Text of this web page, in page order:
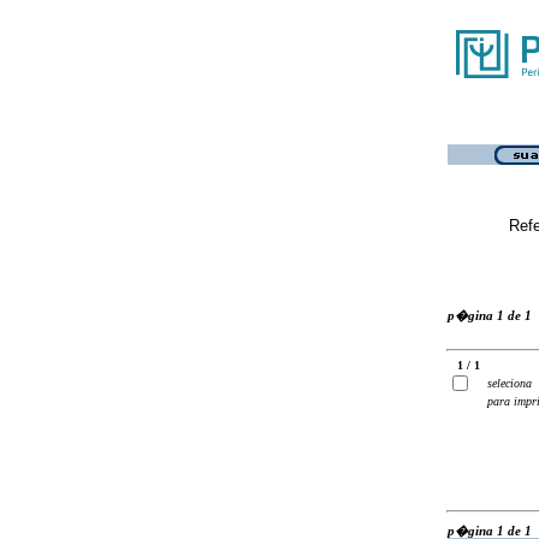
p�gina 1 de 1
1 / 1
seleciona
para
p�gina 1 de 1